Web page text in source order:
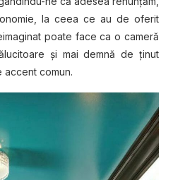
la ceea ce au de oferit
poate face ca o cameră
şi mai demnă de ţinut
comun.